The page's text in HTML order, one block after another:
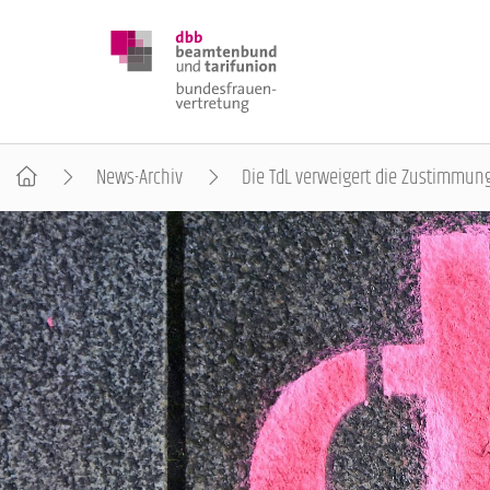
DBB FRAUEN
BUNDESTAGSWAHL 2025
POSITIONEN
SCHWERPUNKTTHEMEN
News-Archiv Die TdL verweigert die